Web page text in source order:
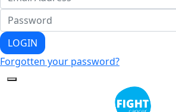
LOGIN
Forgotten your password?